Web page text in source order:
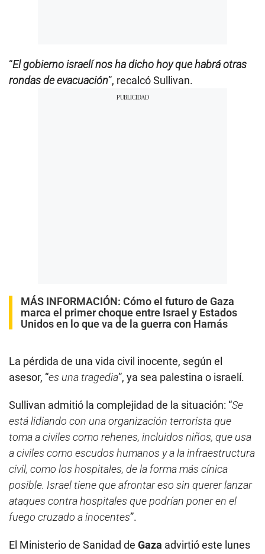
“El gobierno israelí nos ha dicho hoy que habrá otras
rondas de evacuación”, recalcó Sullivan.
MÁS INFORMACIÓN: Cómo el futuro de Gaza
marca el primer choque entre Israel y Estados
Unidos en lo que va de la guerra con Hamás
La pérdida de una vida civil inocente, según el
asesor, “es una tragedia”, ya sea palestina o israelí.
Sullivan admitió la complejidad de la situación: “Se
está lidiando con una organización terrorista que
toma a civiles como rehenes, incluidos niños, que usa
a civiles como escudos humanos y a la infraestructura
civil, como los hospitales, de la forma más cínica
posible. Israel tiene que afrontar eso sin querer lanzar
ataques contra hospitales que podrían poner en el
fuego cruzado a inocentes”.
El Ministerio de Sanidad de Gaza advirtió este lunes